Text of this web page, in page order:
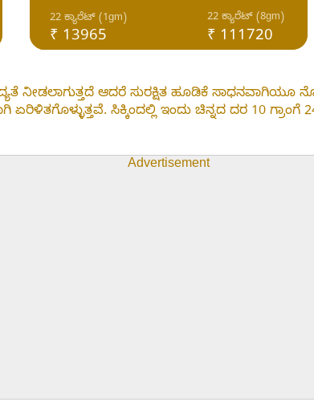
₹ 13965
22 ಕ್ಯಾರೆಟ್ (1gm) 22 ಕ್ಯಾರೆಟ್ (8gm)
₹ 111720
ನೀಡಲಾಗುತ್ತದೆ ಆದರೆ ಸುರಕ್ಷಿತ ಹೂಡಿಕೆ ಸಾಧನವಾಗಿಯೂ
ಸಿಕ್ಕಿಂದಲ್ಲಿ ಇಂದು ಚಿನ್ನದ ದರ 10 ಗ್ರಾಂಗೆ
Advertisement